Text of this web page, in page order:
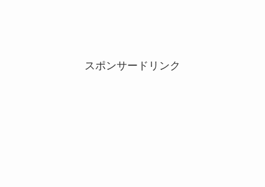
スポンサードリンク